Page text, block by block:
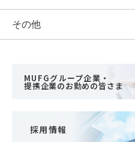
その他
MUFGグループ企業・
提携企業のお勤めの皆さま
採用情報